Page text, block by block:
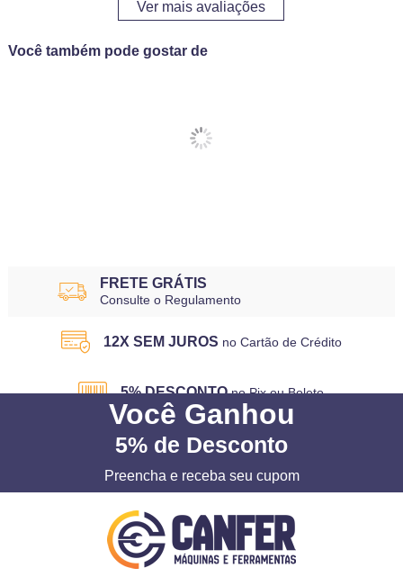
Ver mais avaliações
Você também pode gostar de
FRETE GRÁTIS
Consulte o Regulamento
12X SEM JUROS no Cartão de Crédito
5% DESCONTO no Pix ou Boleto
Você Ganhou
5% de Desconto
Preencha e receba seu cupom